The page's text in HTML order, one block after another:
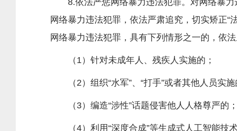
8.依法严惩网络暴力违法犯罪。对网络暴力
网络暴力违法犯罪，依法严肃追究，切实矫正
网络暴力违法犯罪，具有下列情形之一的，依法
（1）针对未成年人、残疾人实施的；
（2）组织“水军”、“打手”或者其他人员实施
（3）编造“涉性”话题侵害他人人格尊严的；
（4）利用“深度合成”等生成式人工智能技术